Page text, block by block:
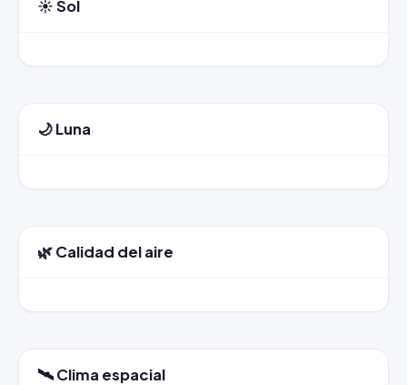
☀️ Sol
🌙 Luna
🌿 Calidad del aire
🛰️ Clima espacial